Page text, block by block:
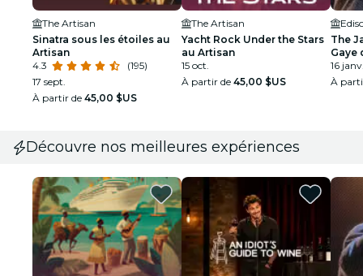
The Artisan
Sinatra sous les étoiles au
Artisan
4.3
(195)
17 sept.
À partir de 45,00 $US
The Artisan
Yacht Rock Under the Stars
au Artisan
15 oct.
À partir de 45,00 $US
The
Gaye
16
À
Découvre nos meilleures expériences